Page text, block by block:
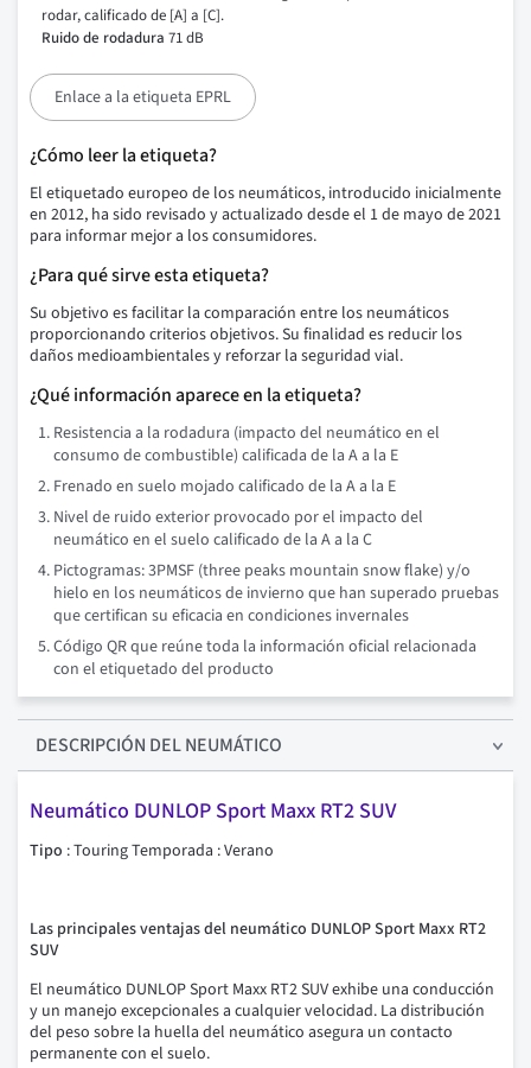
rodar, calificado de [A] a [C].
Ruido de rodadura 71 dB
Enlace a la etiqueta EPRL
¿Cómo leer la etiqueta?
El etiquetado europeo de los neumáticos, introducido inicialmente
en 2012, ha sido revisado y actualizado desde el 1 de mayo de 2021
para informar mejor a los consumidores.
¿Para qué sirve esta etiqueta?
Su objetivo es facilitar la comparación entre los neumáticos
proporcionando criterios objetivos. Su finalidad es reducir los
daños medioambientales y reforzar la seguridad vial.
¿Qué información aparece en la etiqueta?
Resistencia a la rodadura (impacto del neumático en el
consumo de combustible) calificada de la A a la E
Frenado en suelo mojado calificado de la A a la E
Nivel de ruido exterior provocado por el impacto del
neumático en el suelo calificado de la A a la C
Pictogramas: 3PMSF (three peaks mountain snow flake) y/o
hielo en los neumáticos de invierno que han superado pruebas
que certifican su eficacia en condiciones invernales
Código QR que reúne toda la información oficial relacionada
con el etiquetado del producto
DESCRIPCIÓN DEL NEUMÁTICO
Neumático DUNLOP Sport Maxx RT2 SUV
Tipo : Touring Temporada : Verano
Las principales ventajas del neumático DUNLOP Sport Maxx RT2
SUV
El neumático DUNLOP Sport Maxx RT2 SUV exhibe una conducción
y un manejo excepcionales a cualquier velocidad. La distribución
del peso sobre la huella del neumático asegura un contacto
permanente con el suelo.